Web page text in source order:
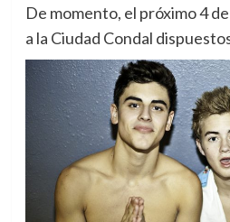
De momento, el próximo 4
a la Ciudad Condal